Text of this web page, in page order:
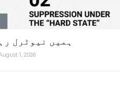
ہمیں نیوٹرل
1, 2026